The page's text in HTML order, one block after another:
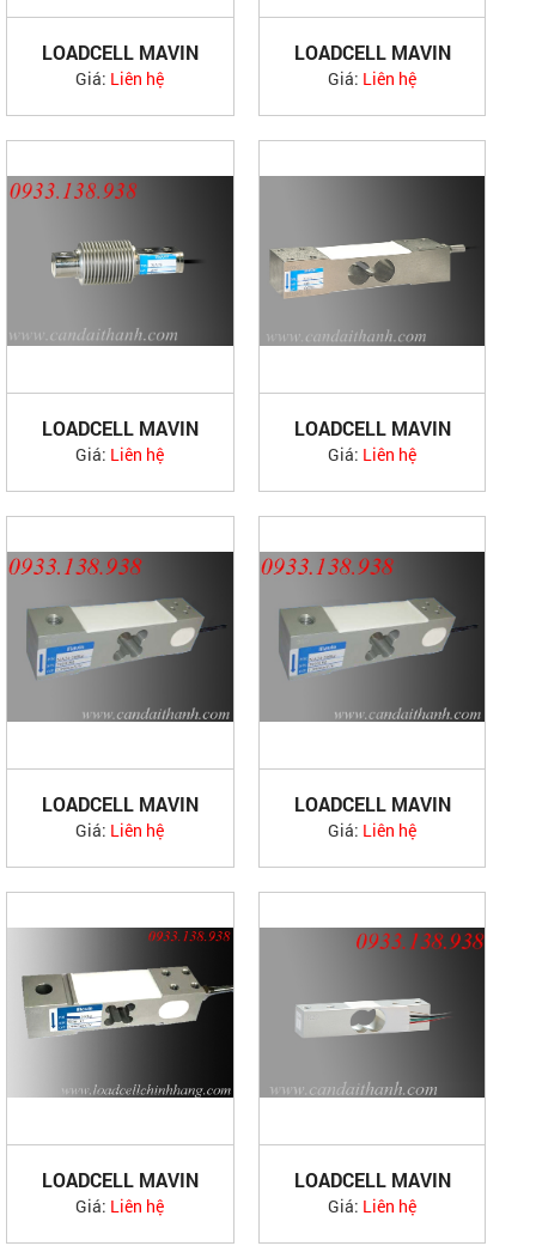
LOADCELL MAVIN
NA12, 13
Giá: Liên hệ
LOADCELL MAVIN
NA19
Giá: Liên hệ
LOADCELL MAVIN
NA20
Giá: Liên hệ
LOADCELL MAVIN
NA21
Giá: Liên hệ
LOADCELL MAVIN
NA22, NA23
Giá: Liên hệ
LOADCELL MAVIN
NA24
Giá: Liên hệ
LOADCELL MAVIN
NA25
Giá: Liên hệ
LOADCELL MAVIN
NA26
Giá: Liên hệ